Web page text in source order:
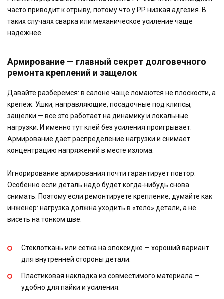
часто приводит к отрыву, потому что у PP низкая адгезия. В
таких случаях сварка или механическое усиление чаще
надежнее.
Армирование — главный секрет долговечного
ремонта креплений и защелок
Давайте разберемся: в салоне чаще ломаются не плоскости, а
крепеж. Ушки, направляющие, посадочные под клипсы,
защелки — все это работает на динамику и локальные
нагрузки. И именно тут клей без усиления проигрывает.
Армирование дает распределение нагрузки и снимает
концентрацию напряжений в месте излома.
Игнорирование армирования почти гарантирует повтор.
Особенно если деталь надо будет когда-нибудь снова
снимать. Поэтому если ремонтируете крепление, думайте как
инженер: нагрузка должна уходить в «тело» детали, а не
висеть на тонком шве.
Стеклоткань или сетка на эпоксидке — хороший вариант
для внутренней стороны детали.
Пластиковая накладка из совместимого материала —
удобно для пайки и усиления.